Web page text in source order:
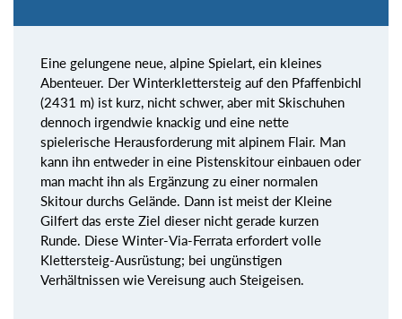
Eine gelungene neue, alpine Spielart, ein kleines
Abenteuer. Der Winterklettersteig auf den Pfaffenbichl
(2431 m) ist kurz, nicht schwer, aber mit Skischuhen
dennoch irgendwie knackig und eine nette
spielerische Herausforderung mit alpinem Flair. Man
kann ihn entweder in eine Pistenskitour einbauen oder
man macht ihn als Ergänzung zu einer normalen
Skitour durchs Gelände. Dann ist meist der Kleine
Gilfert das erste Ziel dieser nicht gerade kurzen
Runde. Diese Winter-Via-Ferrata erfordert volle
Klettersteig-Ausrüstung; bei ungünstigen
Verhältnissen wie Vereisung auch Steigeisen.